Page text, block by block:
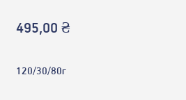
495,00 ₴
120/30/80г